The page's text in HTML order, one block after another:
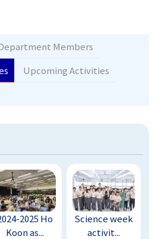
Members
Upcoming Activities
2025 Ho
Koon as...
Science week
activit...